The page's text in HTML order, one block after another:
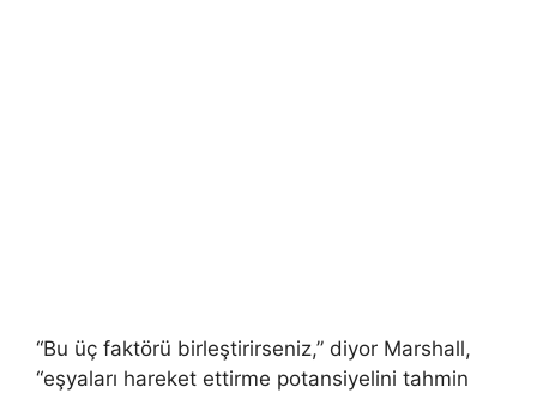
“Bu üç faktörü birleştirirseniz,” diyor Marshall,
“eşyaları hareket ettirme potansiyelini tahmin